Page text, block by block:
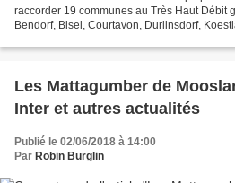
raccorder 19 communes au Très Haut Débit
Bendorf, Bisel, Courtavon, Durlinsdorf,
Les Mattagumber de
Inter et autres actualités
Publié le 02/06/2018 à 14:00
Par Robin Burglin